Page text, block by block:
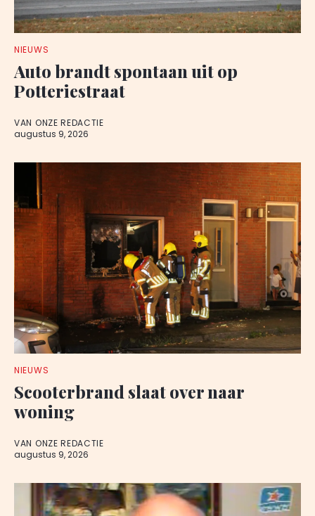
NIEUWS
Auto brandt spontaan uit op
Potteriestraat
VAN ONZE REDACTIE
augustus 9, 2026
NIEUWS
Scooterbrand slaat over naar
woning
VAN ONZE REDACTIE
augustus 9, 2026